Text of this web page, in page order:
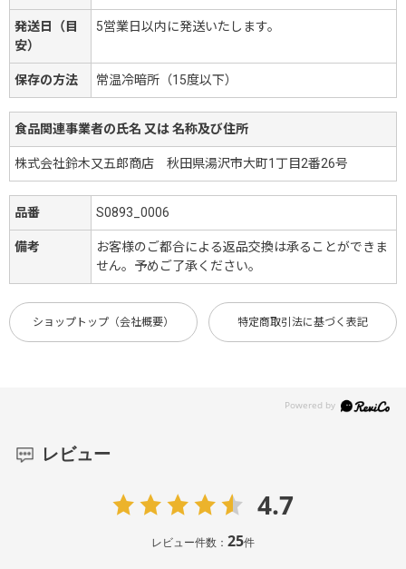
発送日（目
安）
5営業日以内に発送いたします。
保存の方法 常温冷暗所（15度以下）
食品関連事業者の氏名 又は 名称及び住所
株式会社鈴木又五郎商店 秋田県湯沢市大町1丁目2番26号
品番 S0893_0006
備考
お客様のご都合による返品交換は承ることができま
せん。予めご了承ください。
ショップトップ（会社概要） 特定商取引法に基づく表記
レビュー
4.7
レビュー件数： 25件